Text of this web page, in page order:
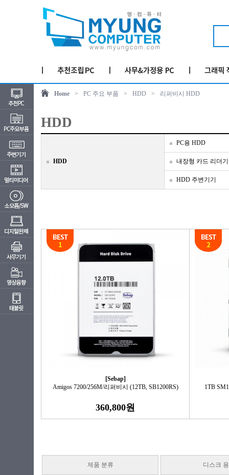
Home > PC 주요 부품 > HDD > 리퍼비시 HDD
HDD
HDD
PC용 HDD
내장형 카드 리더기
HDD 주변기기
[Sebap]
Amigos 7200/256M/리퍼비시 (12TB, SB1200RS)
360,800원
1TB
제품 분류 디스크